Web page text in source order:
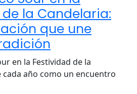
la Candelaria:
que une
en la Festividad de la
cada año como un encuentro